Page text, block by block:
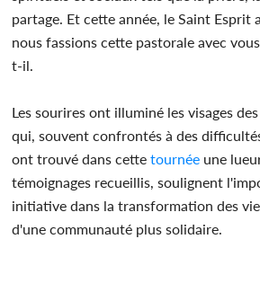
partage. Et cette année, le Saint Esprit
nous fassions cette pastorale avec
t-il.
Les sourires ont illuminé les visages des
qui, souvent confrontés à des
ont trouvé dans cette tournée une
témoignages recueillis, soulignent
initiative dans la transformation des
d'une communauté plus solidaire.